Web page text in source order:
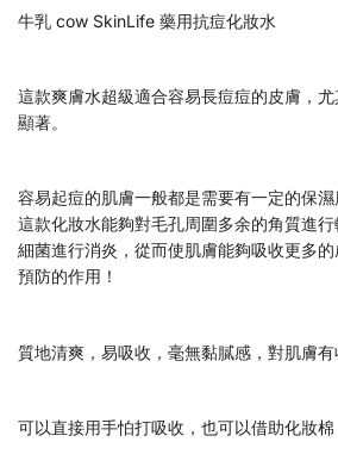
牛乳 cow SkinLife 藥用抗痘化妝水
這款爽膚水超級適合容易長痘痘的皮膚，
顯著。
容易起痘的肌膚一般都是需要有一定的保
這款化妝水能夠對毛孔周圍多余的角質進
細菌進行消炎，從而使肌膚能夠吸收更多
預防的作用！
質地清爽，易吸收，毫無黏膩感，對肌膚有
可以直接用手怕打吸收，也可以借助化妝棉